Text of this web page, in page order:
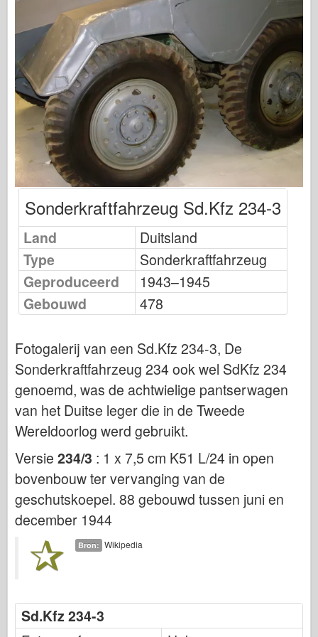
Uitgeverij Osprey
Squadron signaal
Tankkracht
Vrachtwagens en tanks
Waffen-Arsenaal
Wydawnictwo Militaria
Maquettes
Academy
Ace-modellen
AFV Club
Luchtfix
Luchtmacht
AZ-model
Zwarte Hond
Cyber-Hobby
Dnepromodel
Dragon
Eduard
E.T. Model
Fijne mallen
Krachten van Moed
FriulModel
Hasegawa
Heller
HobbyBoss
Icm
Sonderkraftfahrzeug Sd.Kfz 234-3
Land
Duitsland
Type
Sonderkraftfahrzeug
Geproduceerd
1943–1945
Gebouwd
478
Fotogalerij van een Sd.Kfz 234-3, De
Sonderkraftfahrzeug 234 ook wel SdKfz 234
genoemd, was de achtwielige pantserwagen
van het Duitse leger die in de Tweede
Wereldoorlog werd gebruikt.
Versie 234/3 : 1 x 7,5 cm K51 L/24 in open
bovenbouw ter vervanging van de
geschutskoepel. 88 gebouwd tussen juni en
december 1944
Bron: Wikipedia
Sd.Kfz 234-3